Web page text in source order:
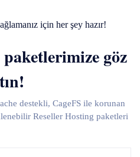
için her şey hazır!
göz
destekli, CageFS ile korunan
Reseller Hosting paketleri